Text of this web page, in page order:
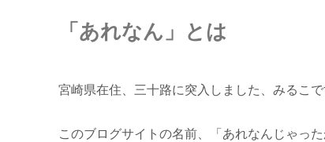
「あれなん」とは
宮崎県在住、三十路に突入しました、みるこで
このブログサイトの名前、「あれなんじゃっ